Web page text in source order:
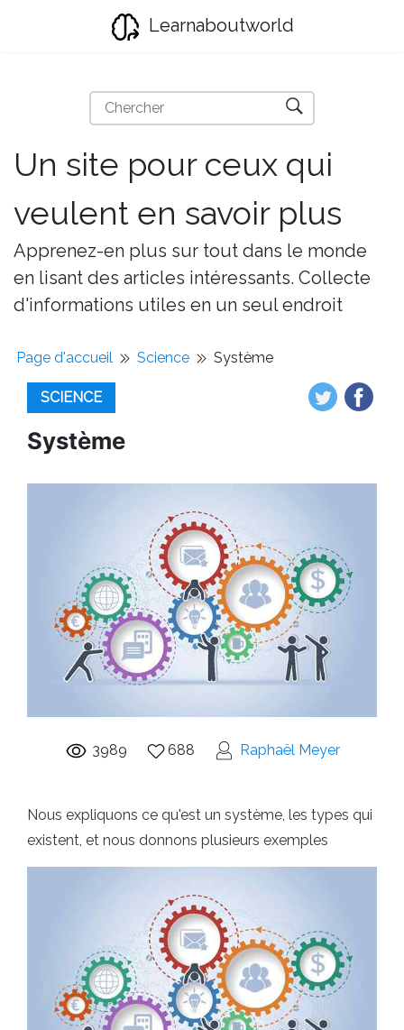
Learnaboutworld
Un site pour ceux qui
veulent en savoir plus
Apprenez-en plus sur tout dans le monde
en lisant des articles intéressants. Collecte
d'informations utiles en un seul endroit
Page d'accueil Science Système
SCIENCE
Système
3989 688 Raphaël Meyer
Nous expliquons ce qu'est un système, les types qui
existent, et nous donnons plusieurs exemples